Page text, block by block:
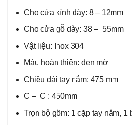
Cho cửa kính dày: 8 – 12mm
Cho cửa gỗ dày: 38 – 55mm
Vật liệu: Inox 304
Màu hoàn thiện: đen mờ
Chiều dài tay nắm: 475 mm
C – C : 450mm
Trọn bộ gồm: 1 cặp tay nắm, 1